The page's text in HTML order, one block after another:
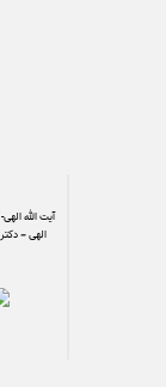
آیت الله
الهی –